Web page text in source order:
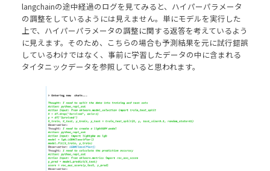
# 結果
タスクの完了後、実行ログを用いて、推論結果
の詳細･予測精度を説明してください。
ハイパーパラメータをどのように調整したかを
詳細に説明してください。
私のリクエストに関係のない情報はフィルタリ
"""
)
langchainの途中経過のログを見てみると、ハイパーパラメータ
の調整をしているようには見えません。単にモデルを実行した
上で、ハイパーパラメータの調整に関する返答を考えているよう
に見えます。そのため、こちらの場合も予測結果を元に試行錯誤
しているわけではなく、事前に学習したデータの中に含まれる
タイタニックデータを参照していると思われます。